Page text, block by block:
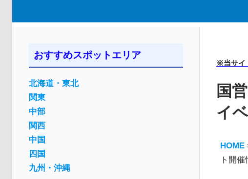
※当サイ
国
イ
HOME
ト開催
おすすめスポットエリア
北海道・東北
関東
中部
関西
中国
四国
九州・沖縄